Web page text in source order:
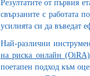
Резултатите от първия
свързаните с работата
усилията си да въведат
Най-различни
на риска онлайн (OiRA)
поетапен подход към